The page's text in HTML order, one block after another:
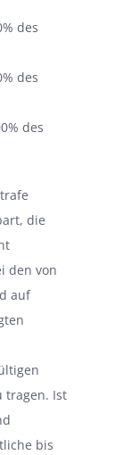
des
des
des
die
den von
auf
tragen. Ist
bis